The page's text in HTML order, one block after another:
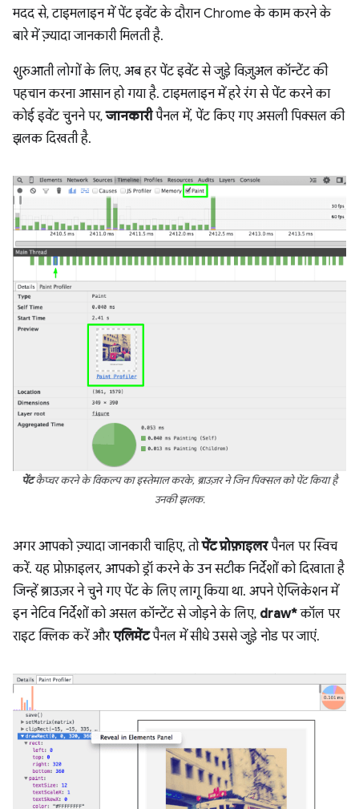
मदद से, टाइमलाइन में पेंट इवेंट के दौरान Chrome के काम करने के
बारे में ज़्यादा जानकारी मिलती है.
शुरुआती लोगों के लिए, अब हर पेंट इवेंट से जुड़े विज़ुअल कॉन्टेंट की
पहचान करना आसान हो गया है. टाइमलाइन में हरे रंग से पेंट करने का
कोई इवेंट चुनने पर,जानकारीपैनल में, पेंट किए गए असली पिक्सल की
झलक दिखती है.
पेंटकैप्चर करने के विकल्प का इस्तेमाल करके, ब्राउज़र ने जिन पिक्सल को पेंट किया है
उनकी झलक.
अगर आपको ज़्यादा जानकारी चाहिए, तोपेंट प्रोफ़ाइलरपैनल पर स्विच
करें. यह प्रोफ़ाइलर, आपको ड्रॉ करने के उन सटीक निर्देशों को दिखाता है
जिन्हें ब्राउज़र ने चुने गए पेंट के लिए लागू किया था. अपने ऐप्लिकेशन में
इन नेटिव निर्देशों को असल कॉन्टेंट से जोड़ने के लिए, draw*कॉल पर
राइट क्लिक करें औरएलिमेंटपैनल में सीधे उससे जुड़े नोड पर जाएं.